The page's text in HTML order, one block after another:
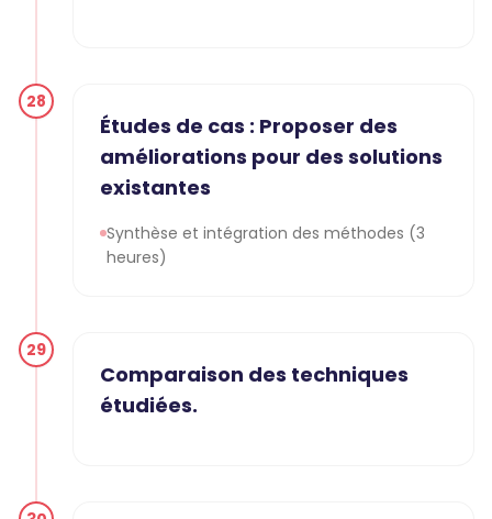
28
Études de cas : Proposer des
améliorations pour des solutions
existantes
Synthèse et intégration des méthodes (3
heures)
29
Comparaison des techniques
étudiées.